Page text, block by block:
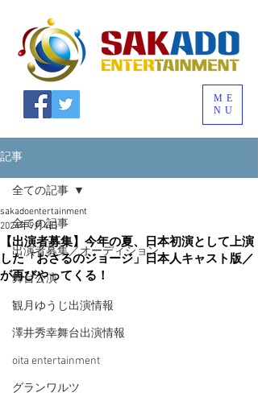
ME
NU
記事
全ての記事
出演者募集／オーディション
舞台公演
観月ゆうじ出演情報
澤井秀幸舞台出演情報
oita entertainment
グランワルツ
全ての記事
【出演者募集】今年の夏、日本初演として上演
した「おさるのジョージ」日本人キャスト版／
が再びやってくる！
sakadoentertainment
2024年9月4日